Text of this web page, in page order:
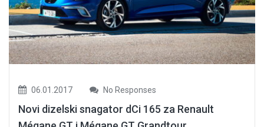
06.01.2017 No Responses
Novi dizelski snagator dCi 165 za Renault